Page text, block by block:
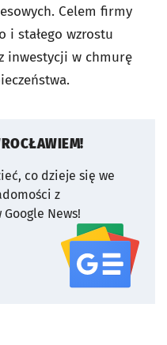
Celem firmy
i stałego wzrostu
inwestycji w chmurę
co dzieje się we
z
News!
serwisu